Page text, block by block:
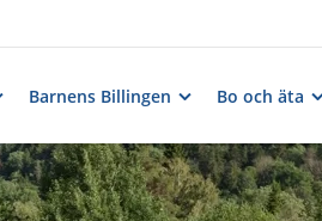
Barnens Billingen Bo och äta